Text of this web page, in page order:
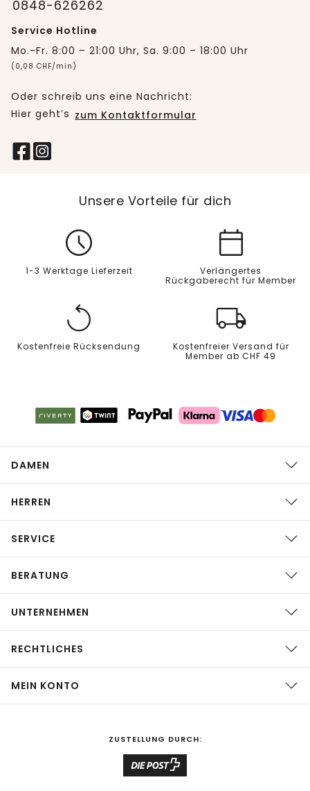
0848-626262
Service Hotline
Mo.-Fr. 8:00 – 21:00 Uhr, Sa. 9:00 – 18:00 Uhr
(0,08 CHF/min)
Oder schreib uns eine Nachricht:
Hier geht’s zum Kontaktformular
Unsere Vorteile für dich
1-3 Werktage Lieferzeit
Verlängertes
Rückgaberecht für Member
Kostenfreie Rücksendung
Kostenfreier Versand für
Member ab CHF 49
DAMEN
HERREN
SERVICE
BERATUNG
UNTERNEHMEN
RECHTLICHES
MEIN KONTO
ZUSTELLUNG DURCH: